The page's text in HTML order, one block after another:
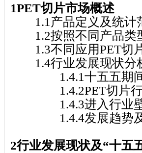
1PET切片市场概述
1.1产品定义及统计
1.2按照不同产品类
1.3不同应用PET切
1.4行业发展现状分
1.4.1十五五期间
1.4.2PET切片行
1.4.3进入行业壁
1.4.4发展趋势及
2行业发展现状及“十五